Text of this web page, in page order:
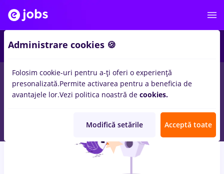
locuri de muncacu salarii psihologie, Full timein
Transport / Distributie, IT / Telecom
Administrare cookies 🍪
Folosim cookie-uri pentru a-ți oferi o experiență
presonalizată.Permite activarea pentru a beneficia de
avantajele lor.Vezi politica noastră de cookies.
Modifică setările Acceptă toate